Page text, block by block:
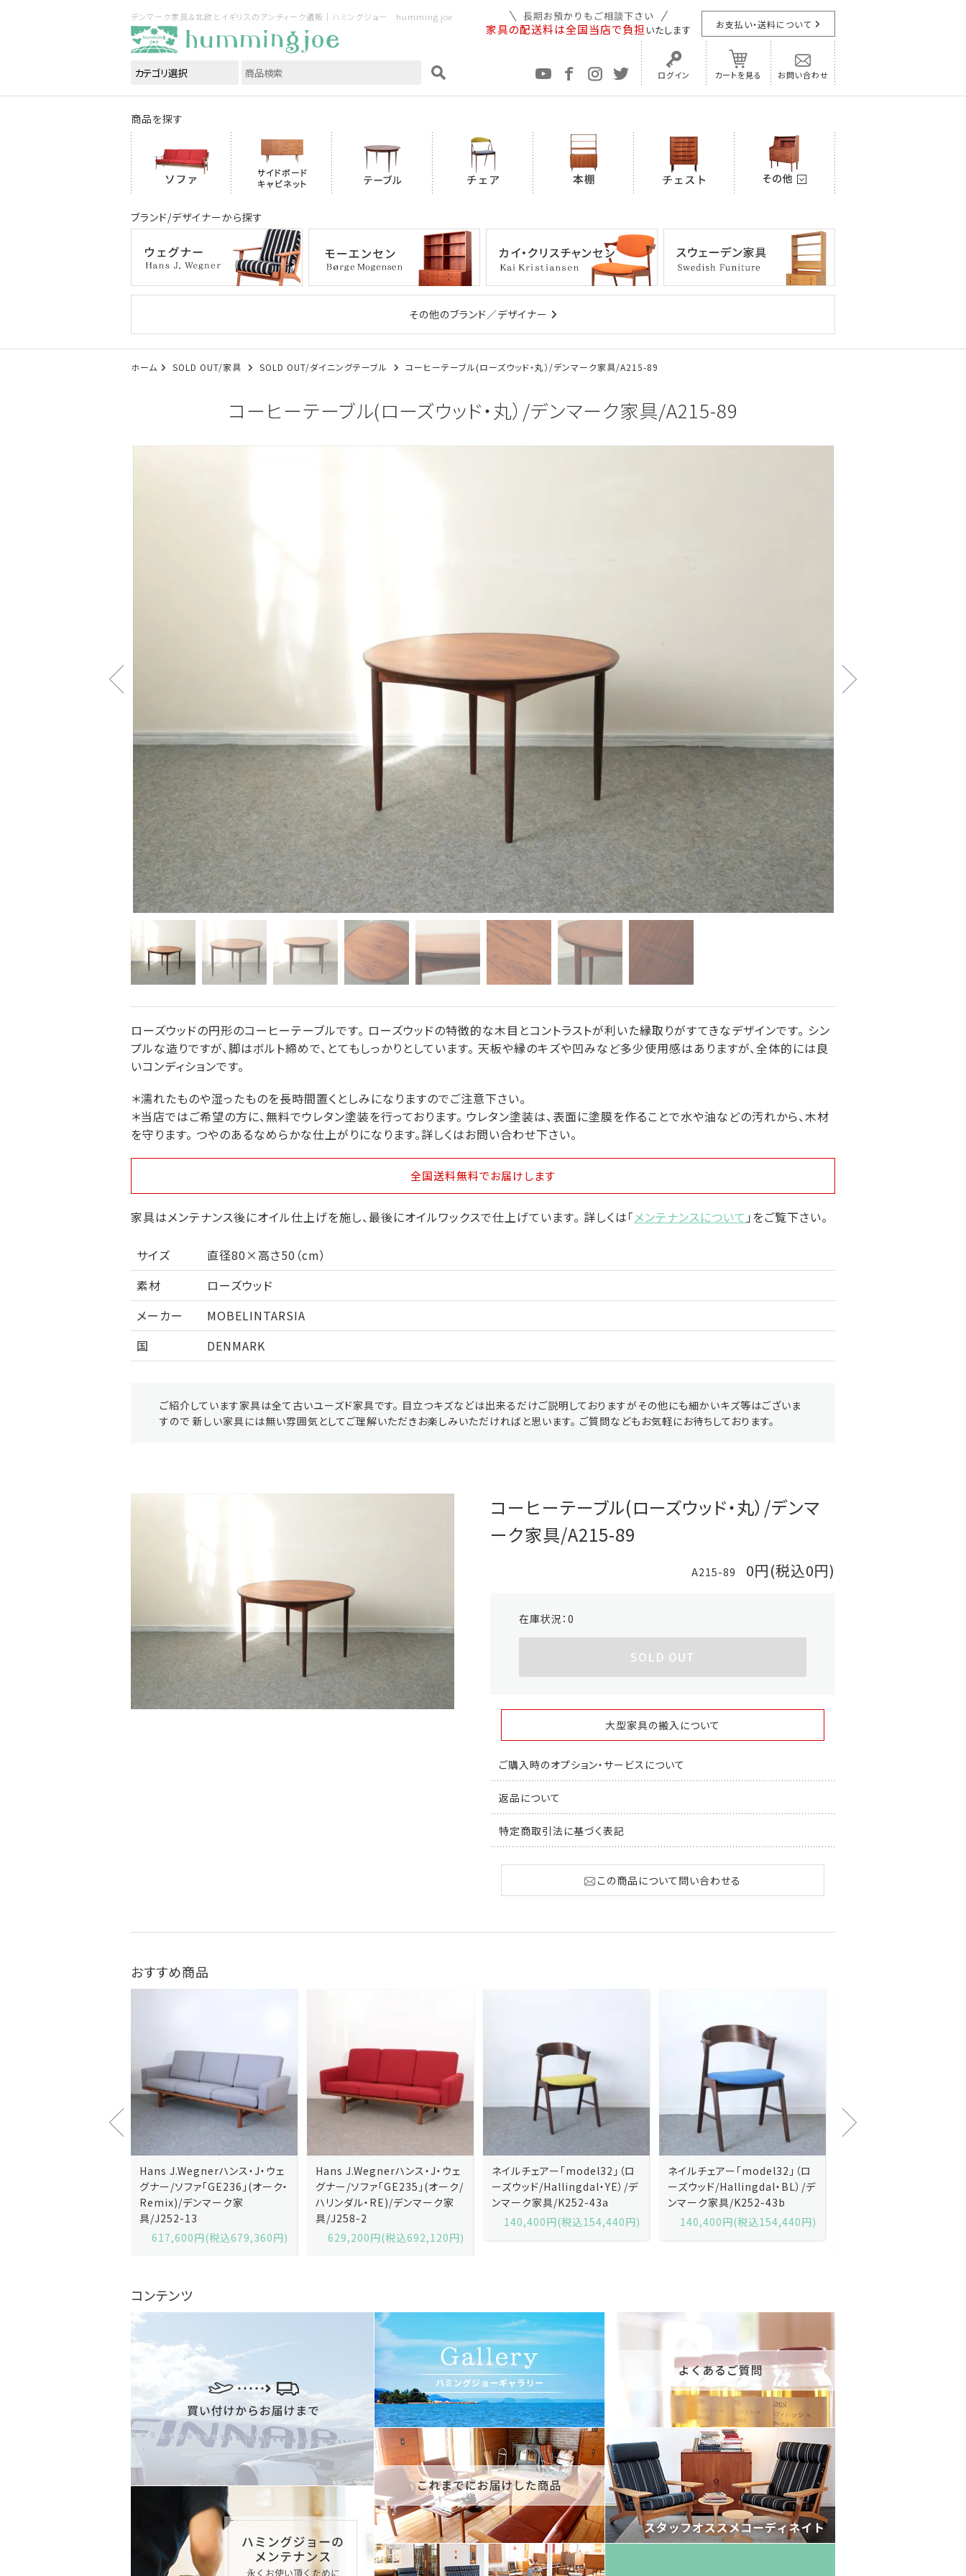
デンマーク家具＆北欧とイギリスのアンティーク通販｜ハミングジョー humming joe
家具の配送料は全国当店で負担 いたします お支払い・送料について
ログイン カートを見る お問い合わせ
商品を探す
ブランド/デザイナーから探す
その他のブランド／デザイナー
ホーム SOLD OUT/家具 SOLD OUT/ダイニングテーブル コーヒーテーブル(ローズウッド・丸）/デンマーク家具/A215-89
コーヒーテーブル(ローズウッド・丸）/デンマーク家具/A215-89
ローズウッドの円形のコーヒーテーブルです。 ローズウッドの特徴的な木目とコントラストが利いた縁取りがすてきなデザインです。 シン
プルな造りですが、脚はボルト締めで、とてもしっかりとしています。 天板や縁のキズや凹みなど多少使用感はありますが、全体的には良
いコンディションです。
＊濡れたものや湿ったものを長時間置くとしみになりますのでご注意下さい。
＊当店ではご希望の方に、無料でウレタン塗装を行っております。 ウレタン塗装は、表面に塗膜を作ることで水や油などの汚れから、木材
を守ります。 つやのあるなめらかな仕上がりになります。詳しくはお問い合わせ下さい。
全国送料無料でお届けします
家具はメンテナンス後にオイル仕上げを施し、最後にオイルワックスで仕上げています。 詳しくは「メンテナンスについて 」をご覧下さい。
サイズ
直径80×高さ50（cm）
素材
ローズウッド
メーカー
MOBELINTARSIA
国
DENMARK
ご紹介しています家具は全て古いユーズド家具です。 目立つキズなどは出来るだけご説明しておりますがその他にも細かいキズ等はございま
すので 新しい家具には無い雰囲気としてご理解いただきお楽しみいただければと思います。 ご質問などもお気軽にお待ちしております。
コーヒーテーブル(ローズウッド・丸）/デンマ
ーク家具/A215-89
A215-89 0円(税込0円)
在庫状況： 0
SOLD OUT
大型家具の搬入について
ご購入時のオプション・サービスについて
返品について
特定商取引法に基づく表記
この商品について問い合わせる
おすすめ商品
Hans J.Wegnerハンス・J・ウェ
グナー/ソファ「GE235」(オーク/
ハリンダル・RE)/デンマーク家
具/J258-2
629,200円(税込692,120円)
ネイルチェアー「model32」（ロ
ーズウッド/Hallingdal・YE）/デ
ンマーク家具/K252-43a
140,400円(税込154,440円)
ネイルチェアー「model32」（ロ
ーズウッド/Hallingdal・BL）/デ
ンマーク家具/K252-43b
140,400円(税込154,440円)
Kai Kristiansenカイ・クリスチ
ャンセン/ダイニングチェアー
「No.42」（ローズウッド・レザー
黒）/デンマーク家具/J252-57j
コンテンツ